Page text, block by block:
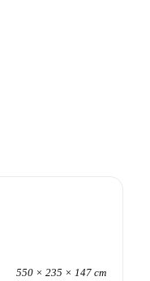
550 × 235 × 147 cm